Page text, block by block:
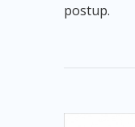
postup.